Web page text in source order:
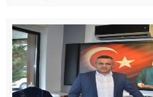
Genel Başkanı Orhan
Cumhuriyeti’nin kurucusu